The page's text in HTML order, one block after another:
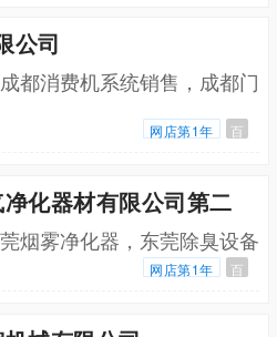
公司
都消费机系统销售，成都门
网店第1年 百
化器材有限公司第二
烟雾净化器，东莞除臭设备
网店第1年 百